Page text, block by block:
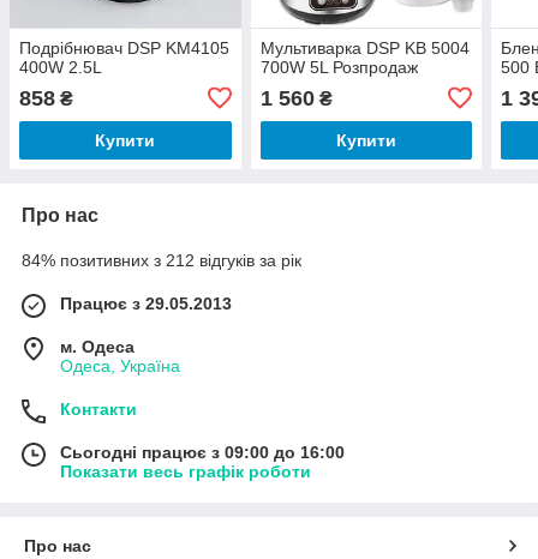
Подрібнювач DSP KM4105
400W 2.5L
858 ₴
Купити
Мультиварка DSP KB 5004
700W 5L Розпродаж
1 560₴
Купити
500
1
Про нас
84% позитивних з 212 відгуків за рік
Працює з 29.05.2013
м. Одеса
Одеса, Україна
Контакти
Сьогодні працює з 09:00 до 16:00
Показати весь графік роботи
Про нас